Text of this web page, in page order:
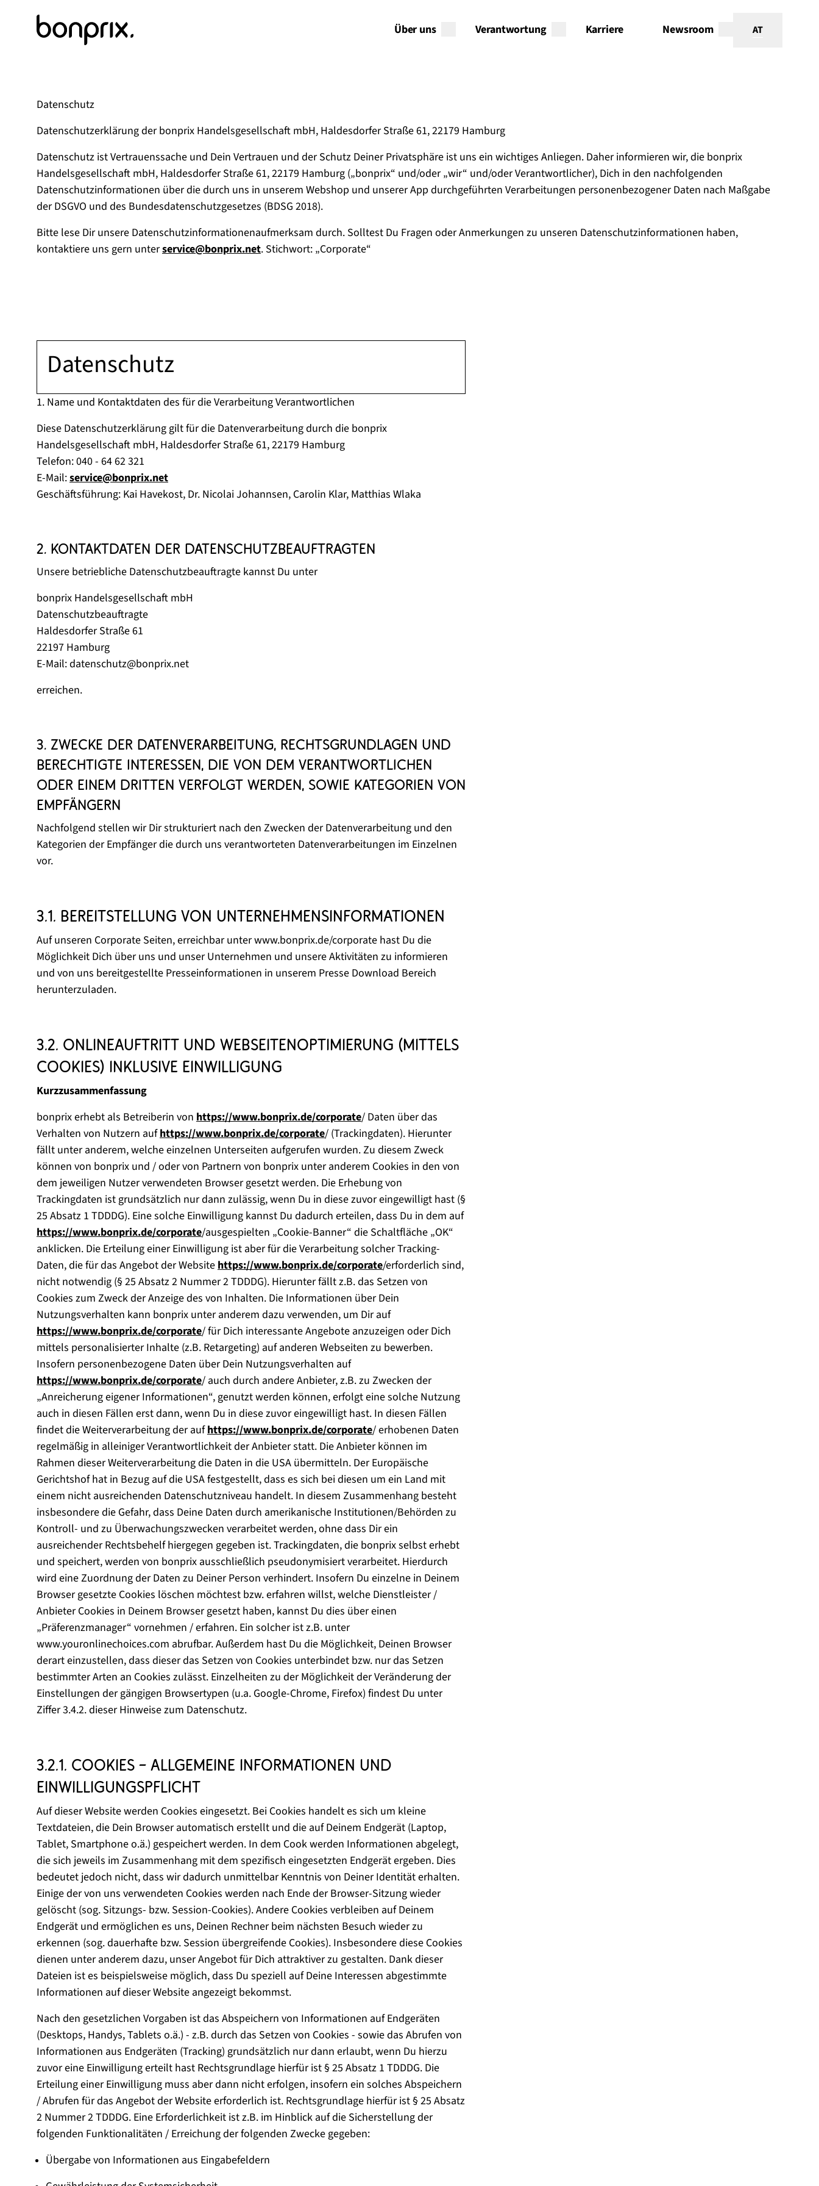
Über uns Verantwortung Karriere Newsroom AT
Datenschutz
Datenschutzerklärung der bonprix Handelsgesellschaft mbH, Haldesdorfer Straße 61, 22179 Hamburg
Datenschutz ist Vertrauenssache und Dein Vertrauen und der Schutz Deiner Privatsphäre ist uns ein wichtiges Anliegen. Daher informieren wir, die bonprix
Handelsgesellschaft mbH, Haldesdorfer Straße 61, 22179 Hamburg („bonprix“ und/oder „wir“ und/oder Verantwortlicher), Dich in den nachfolgenden
Datenschutzinformationen über die durch uns in unserem Webshop und unserer App durchgeführten Verarbeitungen personenbezogener Daten nach Maßgabe
der DSGVO und des Bundesdatenschutzgesetzes (BDSG 2018).
Bitte lese Dir unsere Datenschutzinformationenaufmerksam durch. Solltest Du Fragen oder Anmerkungen zu unseren Datenschutzinformationen haben,
kontaktiere uns gern unterservice@bonprix.net. Stichwort: „Corporate“
Datenschutz
1. Name und Kontaktdaten des für die Verarbeitung Verantwortlichen
Diese Datenschutzerklärung gilt für die Datenverarbeitung durch die bonprix
Handelsgesellschaft mbH, Haldesdorfer Straße 61, 22179 Hamburg
Telefon: 040 - 64 62 321
E-Mail:service@bonprix.net
Geschäftsführung: Kai Havekost, Dr. Nicolai Johannsen, Carolin Klar, Matthias Wlaka
2. Kontaktdaten der Datenschutzbeauftragten
Unsere betriebliche Datenschutzbeauftragte kannst Du unter
bonprix Handelsgesellschaft mbH
Datenschutzbeauftragte
Haldesdorfer Straße 61
22197 Hamburg
E-Mail: datenschutz@bonprix.net
erreichen.
3. Zwecke der Datenverarbeitung, Rechtsgrundlagen und
berechtigte Interessen, die von dem Verantwortlichen
oder einem Dritten verfolgt werden, sowie Kategorien von
Empfängern
Nachfolgend stellen wir Dir strukturiert nach den Zwecken der Datenverarbeitung und den
Kategorien der Empfänger die durch uns verantworteten Datenverarbeitungen im Einzelnen
vor.
3.1. Bereitstellung von Unternehmensinformationen
Auf unseren Corporate Seiten, erreichbar unter www.bonprix.de/corporate hast Du die
Möglichkeit Dich über uns und unser Unternehmen und unsere Aktivitäten zu informieren
und von uns bereitgestellte Presseinformationen in unserem Presse Download Bereich
herunterzuladen.
3.2. Onlineauftritt und Webseitenoptimierung (mittels
Cookies) inklusive Einwilligung
Kurzzusammenfassung
bonprix erhebt als Betreiberin von https://www.bonprix.de/corporate/ Daten über das
Verhalten von Nutzern aufhttps://www.bonprix.de/corporate/ (Trackingdaten). Hierunter
fällt unter anderem, welche einzelnen Unterseiten aufgerufen wurden. Zu diesem Zweck
können von bonprix und / oder von Partnern von bonprix unter anderem Cookies in den von
dem jeweiligen Nutzer verwendeten Browser gesetzt werden. Die Erhebung von
Trackingdaten ist grundsätzlich nur dann zulässig, wenn Du in diese zuvor eingewilligt hast (§
25 Absatz 1 TDDDG). Eine solche Einwilligung kannst Du dadurch erteilen, dass Du in dem auf
https://www.bonprix.de/corporate/ausgespielten „Cookie-Banner“ die Schaltfläche „OK“
anklicken. Die Erteilung einer Einwilligung ist aber für die Verarbeitung solcher Tracking-
Daten, die für das Angebot der Websitehttps://www.bonprix.de/corporate/erforderlich sind,
nicht notwendig (§ 25 Absatz 2 Nummer 2 TDDDG). Hierunter fällt z.B. das Setzen von
Cookies zum Zweck der Anzeige des von Inhalten. Die Informationen über Dein
Nutzungsverhalten kann bonprix unter anderem dazu verwenden, um Dir auf
https://www.bonprix.de/corporate/ für Dich interessante Angebote anzuzeigen oder Dich
mittels personalisierter Inhalte (z.B. Retargeting) auf anderen Webseiten zu bewerben.
Insofern personenbezogene Daten über Dein Nutzungsverhalten auf
https://www.bonprix.de/corporate/ auch durch andere Anbieter, z.B. zu Zwecken der
„Anreicherung eigener Informationen“, genutzt werden können, erfolgt eine solche Nutzung
auch in diesen Fällen erst dann, wenn Du in diese zuvor eingewilligt hast. In diesen Fällen
findet die Weiterverarbeitung der aufhttps://www.bonprix.de/corporate/ erhobenen Daten
regelmäßig in alleiniger Verantwortlichkeit der Anbieter statt. Die Anbieter können im
Rahmen dieser Weiterverarbeitung die Daten in die USA übermitteln. Der Europäische
Gerichtshof hat in Bezug auf die USA festgestellt, dass es sich bei diesen um ein Land mit
einem nicht ausreichenden Datenschutzniveau handelt. In diesem Zusammenhang besteht
insbesondere die Gefahr, dass Deine Daten durch amerikanische Institutionen/Behörden zu
Kontroll- und zu Überwachungszwecken verarbeitet werden, ohne dass Dir ein
ausreichender Rechtsbehelf hiergegen gegeben ist. Trackingdaten, die bonprix selbst erhebt
und speichert, werden von bonprix ausschließlich pseudonymisiert verarbeitet. Hierdurch
wird eine Zuordnung der Daten zu Deiner Person verhindert. Insofern Du einzelne in Deinem
Browser gesetzte Cookies löschen möchtest bzw. erfahren willst, welche Dienstleister /
Anbieter Cookies in Deinem Browser gesetzt haben, kannst Du dies über einen
„Präferenzmanager“ vornehmen / erfahren. Ein solcher ist z.B. unter
www.youronlinechoices.com abrufbar. Außerdem hast Du die Möglichkeit, Deinen Browser
derart einzustellen, dass dieser das Setzen von Cookies unterbindet bzw. nur das Setzen
bestimmter Arten an Cookies zulässt. Einzelheiten zu der Möglichkeit der Veränderung der
Einstellungen der gängigen Browsertypen (u.a. Google-Chrome, Firefox) findest Du unter
Ziffer 3.4.2. dieser Hinweise zum Datenschutz.
3.2.1. Cookies – Allgemeine Informationen und
Einwilligungspflicht
Auf dieser Website werden Cookies eingesetzt. Bei Cookies handelt es sich um kleine
Textdateien, die Dein Browser automatisch erstellt und die auf Deinem Endgerät (Laptop,
Tablet, Smartphone o.ä.) gespeichert werden. In dem Cook werden Informationen abgelegt,
die sich jeweils im Zusammenhang mit dem spezifisch eingesetzten Endgerät ergeben. Dies
bedeutet jedoch nicht, dass wir dadurch unmittelbar Kenntnis von Deiner Identität erhalten.
Einige der von uns verwendeten Cookies werden nach Ende der Browser-Sitzung wieder
gelöscht (sog. Sitzungs- bzw. Session-Cookies). Andere Cookies verbleiben auf Deinem
Endgerät und ermöglichen es uns, Deinen Rechner beim nächsten Besuch wieder zu
erkennen (sog. dauerhafte bzw. Session übergreifende Cookies). Insbesondere diese Cookies
dienen unter anderem dazu, unser Angebot für Dich attraktiver zu gestalten. Dank dieser
Dateien ist es beispielsweise möglich, dass Du speziell auf Deine Interessen abgestimmte
Informationen auf dieser Website angezeigt bekommst.
Nach den gesetzlichen Vorgaben ist das Abspeichern von Informationen auf Endgeräten
(Desktops, Handys, Tablets o.ä.) - z.B. durch das Setzen von Cookies - sowie das Abrufen von
Informationen aus Endgeräten (Tracking) grundsätzlich nur dann erlaubt, wenn Du hierzu
zuvor eine Einwilligung erteilt hast Rechtsgrundlage hierfür ist § 25 Absatz 1 TDDDG. Die
Erteilung einer Einwilligung muss aber dann nicht erfolgen, insofern ein solches Abspeichern
/ Abrufen für das Angebot der Website erforderlich ist. Rechtsgrundlage hierfür ist § 25 Absatz
2 Nummer 2 TDDDG. Eine Erforderlichkeit ist z.B. im Hinblick auf die Sicherstellung der
folgenden Funktionalitäten / Erreichung der folgenden Zwecke gegeben:
Übergabe von Informationen aus Eingabefeldern